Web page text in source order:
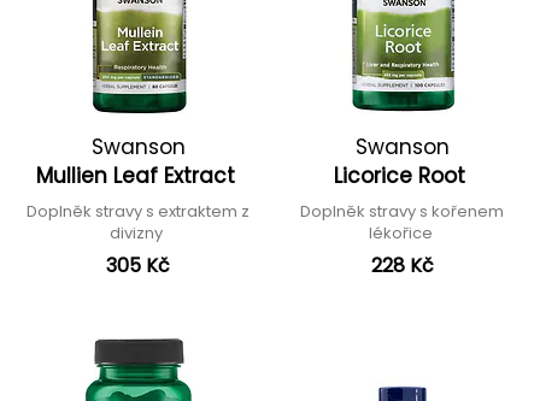
Swanson
Mullien Leaf Extract
Doplněk stravy s extraktem z
divizny
305 Kč
Swanson
Licorice Root
Doplněk stravy s kořenem
lékořice
228 Kč